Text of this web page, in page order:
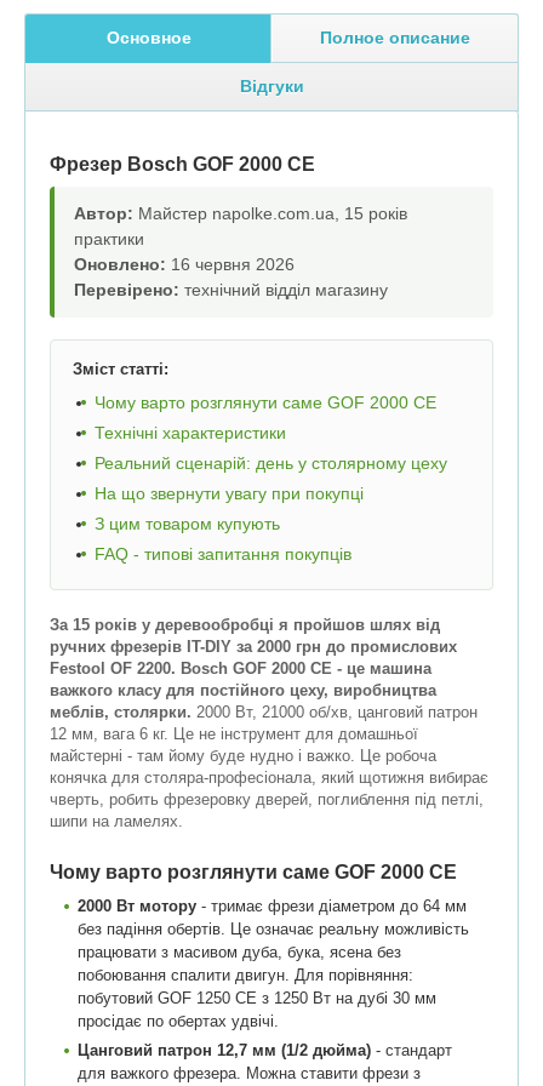
Основное Полное описание
Відгуки
Фрезер Bosch GOF 2000 CE
Автор: Майстер napolke.com.ua, 15 років
практики
Оновлено: 16 червня 2026
Перевірено: технічний відділ магазину
Зміст статті:
Чому варто розглянути саме GOF 2000 CE
Технічні характеристики
Реальний сценарій: день у столярному цеху
На що звернути увагу при покупці
З цим товаром купують
FAQ - типові запитання покупців
За 15 років у деревообробці я пройшов шлях від
ручних фрезерів IT-DIY за 2000 грн до промислових
Festool OF 2200. Bosch GOF 2000 CE - це машина
важкого класу для постійного цеху, виробництва
меблів, столярки. 2000 Вт, 21000 об/хв, цанговий патрон
12 мм, вага 6 кг. Це не інструмент для домашньої
майстерні - там йому буде нудно і важко. Це робоча
конячка для столяра-професіонала, який щотижня вибирає
чверть, робить фрезеровку дверей, поглиблення під петлі,
шипи на ламелях.
Чому варто розглянути саме GOF 2000 CE
2000 Вт мотору - тримає фрези діаметром до 64 мм
без падіння обертів. Це означає реальну можливість
працювати з масивом дуба, бука, ясена без
побоювання спалити двигун. Для порівняння:
побутовий GOF 1250 CE з 1250 Вт на дубі 30 мм
просідає по обертах удвічі.
Цанговий патрон 12,7 мм (1/2 дюйма) - стандарт
для важкого фрезера. Можна ставити фрези з